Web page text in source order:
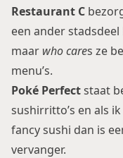
Restaurant C
een ander
maar who cares ze
menu’s.
Poké Perfectstaat
sushirritto’s en als
fancy sushi dan is
vervanger.